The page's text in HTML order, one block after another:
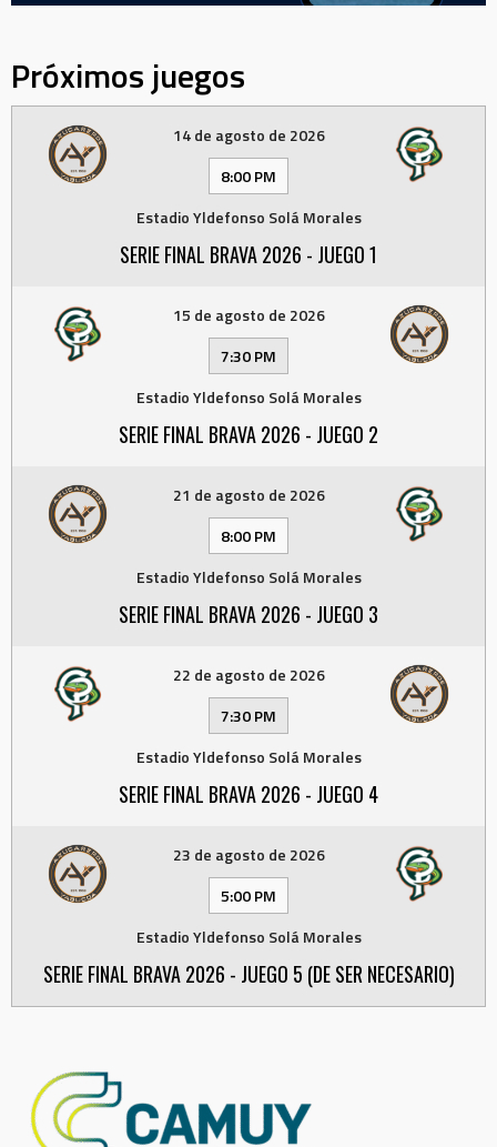
Próximos juegos
14 de agosto de 2026
8:00 PM
Estadio Yldefonso Solá Morales
SERIE FINAL BRAVA 2026 - JUEGO 1
15 de agosto de 2026
7:30 PM
Estadio Yldefonso Solá Morales
SERIE FINAL BRAVA 2026 - JUEGO 2
21 de agosto de 2026
8:00 PM
Estadio Yldefonso Solá Morales
SERIE FINAL BRAVA 2026 - JUEGO 3
22 de agosto de 2026
7:30 PM
Estadio Yldefonso Solá Morales
SERIE FINAL BRAVA 2026 - JUEGO 4
23 de agosto de 2026
5:00 PM
Estadio Yldefonso Solá Morales
SERIE FINAL BRAVA 2026 - JUEGO 5 (DE SER NECESARIO)